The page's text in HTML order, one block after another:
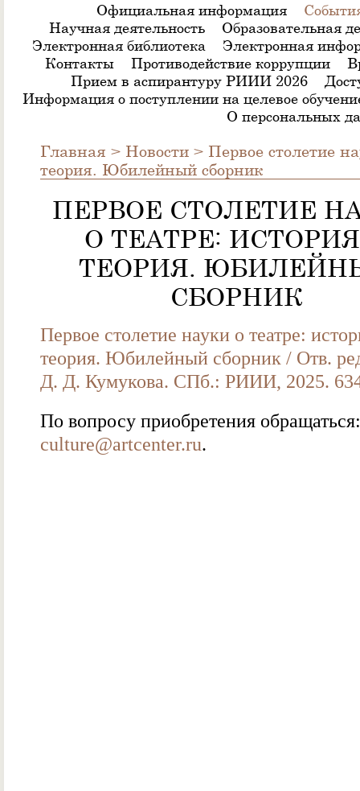
Официальная информация
Научная деятельность
Образовательная
Электронная библиотека
Электронная
Контакты
Противодействие коррупции
Прием в аспирантуру РИИИ 2026
Информация о поступлении на целевое
О персональных
Главная > Новости > Первое столетие
теория. Юбилейный сборник
ПЕРВОЕ СТОЛЕТИЕ
О ТЕАТРЕ:
ТЕОРИЯ.
СБОРНИК
Первое столетие науки о театре:
теория. Юбилейный сборник / Отв.
Д. Д. Кумукова. СПб.: РИИИ, 2025.
По вопросу приобретения обращаться:
culture@artcenter.ru.